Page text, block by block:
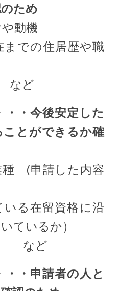
ため
や動機
での住居歴や職
など
・今後安定した
とができるか確
種 (申請した内容
る在留資格に沿
ているか）
など
・申請者の人と